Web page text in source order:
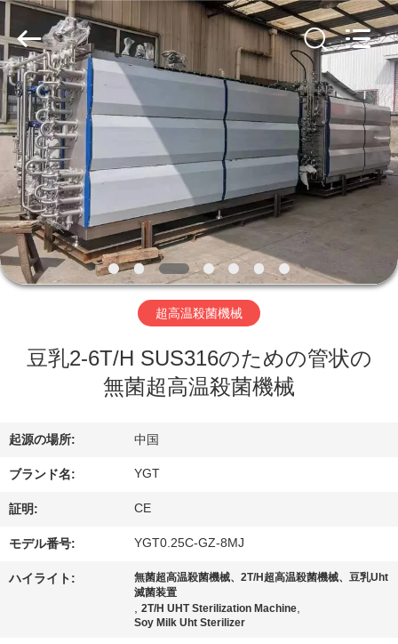
家
プ
ロ
ダ
ク
オ
2026
KUNSHAN
YGT
IMP.&EXP.
CO.,LTD.
All
Rights
Reserved.
Developed
by
ECER
超高温殺菌機械
豆乳2-6T/H SUS316のための管状の
無菌超高温殺菌機械
起源の場所: 中国
ブランド名: YGT
証明: CE
モデル番号: YGT0.25C-GZ-8MJ
ハイライト:
無菌超高温殺菌機械、2T/H超高温殺菌機械、豆乳Uht
滅菌装置
,2T/H UHT Sterilization Machine,
Soy Milk Uht Sterilizer